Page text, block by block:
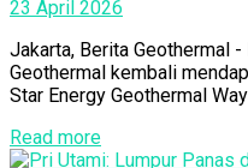
23 April 2026
Jakarta, Berita Geothermal
Geothermal kembali
Star Energy Geothermal
Read more